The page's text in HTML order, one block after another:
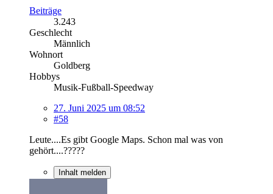
Beiträge
3.243
Geschlecht
Männlich
Wohnort
Goldberg
Hobbys
Musik-Fußball-Speedway
27. Juni 2025 um 08:52
#58
Leute....Es gibt Google Maps. Schon mal was von
gehört....?????
Inhalt melden